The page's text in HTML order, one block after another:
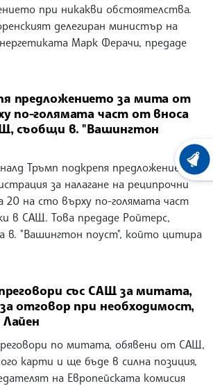
при никакви обстоятелства.
делегиран министър на
Марк Ферачи, предаде
предложението за мита от
по-голямата част от вноса
съобщи в. "Вашингтон
Тръмп подкрепя предложението
за налагане на реципрочни
20 на сто върху по-голямата част
в САЩ. Това предаде Ройтерс,
в. "Вашингтон поуст", който цитира
със САЩ за митата,
отговор при необходимост,
по митата, обявени от САЩ,
карти и ще бъде в силна позиция,
на Европейската комисия